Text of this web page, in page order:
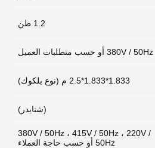
1.2 طن
380V / 50Hz أو حسب متطلبات العميل
1.833*1.833*2.5 م (نوع بلكوك)
(شنايدر)
380V / 50Hz ، 415V / 50Hz ، 220V /
50Hz أو حسب حاجة العملاء